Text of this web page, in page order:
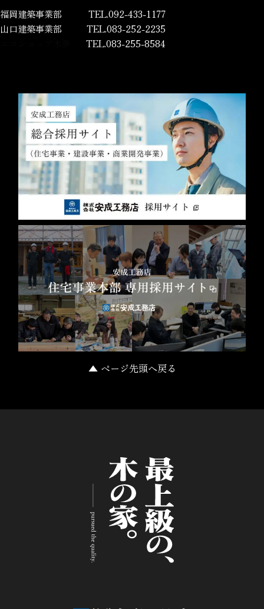
福岡建築事業部
TEL.092-433-1177
山口建築事業部
TEL.083-252-2235
TEL.083-255-8584
▲ ページ先頭へ戻る